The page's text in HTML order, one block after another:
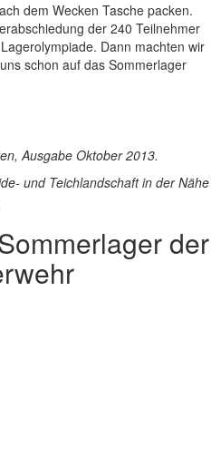
dem Wecken Tasche packen.
der 240 Teilnehmer
Dann machten wir
schon auf das Sommerlager
Ausgabe Oktober 2013.
und Teichlandschaft in der Nähe
der